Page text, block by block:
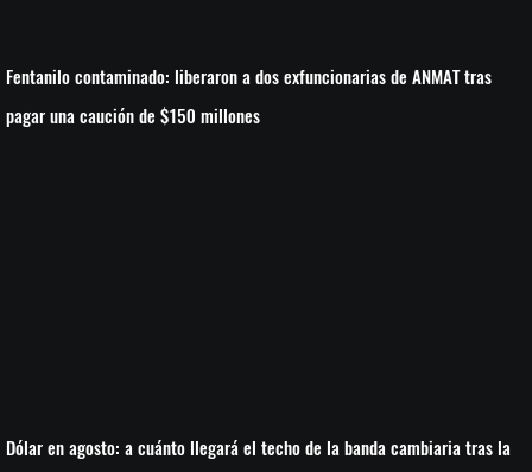
Fentanilo contaminado: liberaron a dos exfuncionarias de ANMAT tras
pagar una caución de $150 millones
Dólar en agosto: a cuánto llegará el techo de la banda cambiaria tras la